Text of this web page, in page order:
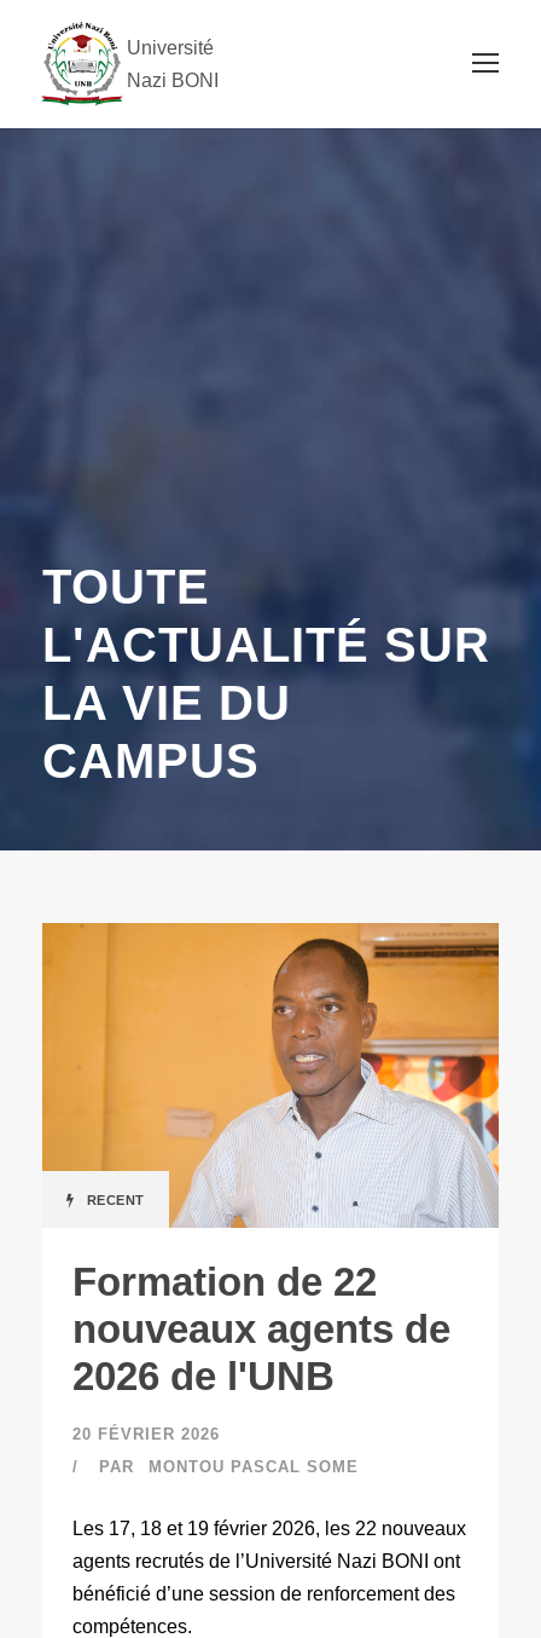
Université
Nazi BONI
TOUTE
L'ACTUALITÉ SUR
LA VIE DU
CAMPUS
RECENT
Formation de 22
nouveaux agents de
2026 de l'UNB
20 FÉVRIER 2026
PAR
MONTOU PASCAL SOME
Les 17, 18 et 19 février 2026, les 22 nouveaux
agents recrutés de l’Université Nazi BONI ont
bénéficié d’une session de renforcement des
compétences.